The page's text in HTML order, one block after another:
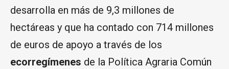
desarrolla en más de 9,3 millones de
hectáreas y que ha contado con 714 millones
de euros de apoyo a través de los
ecorregímenes de la Política Agraria Común